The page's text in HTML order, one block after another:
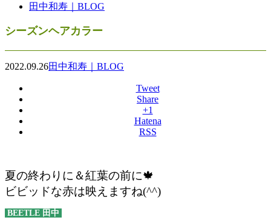
田中和寿｜BLOG
シーズンヘアカラー
2022.09.26田中和寿｜BLOG
Tweet
Share
+1
Hatena
RSS
夏の終わりに＆紅葉の前に🍁
ビビッドな赤は映えますね(^^)
BEETLE 田中